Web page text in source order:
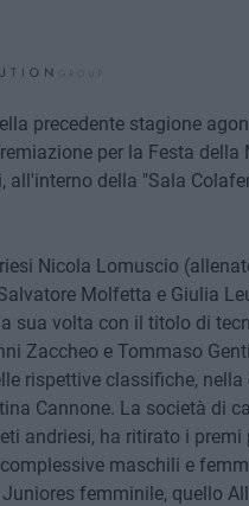
precedente stagione
per la Festa della
all'interno della "Sala
Nicola Lomuscio
Molfetta e Giulia
sua volta con il titolo di
Zaccheo e Tommaso
rispettive classifiche, nella
Cannone. La società di
andriesi, ha ritirato i
maschili e
femminile, quello